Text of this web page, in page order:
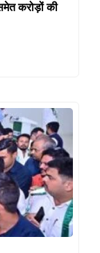
करोड़ों की